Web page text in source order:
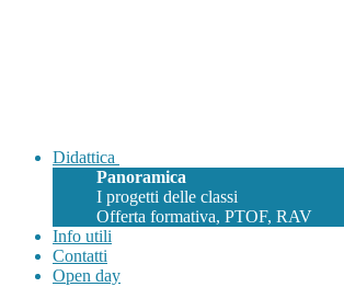
Didattica
Panoramica
I progetti delle classi
Offerta formativa, PTOF, RAV
Info utili
Contatti
Open day